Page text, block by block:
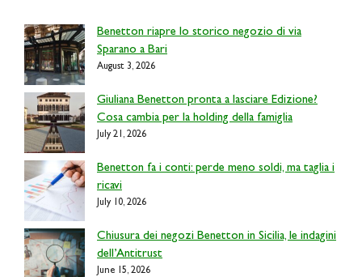
Benetton riapre lo storico negozio di via
Sparano a Bari
August 3, 2026
Giuliana Benetton pronta a lasciare Edizione?
Cosa cambia per la holding della famiglia
July 21, 2026
Benetton fa i conti: perde meno soldi, ma taglia i
ricavi
July 10, 2026
Chiusura dei negozi Benetton in Sicilia, le indagini
dell’Antitrust
June 15, 2026